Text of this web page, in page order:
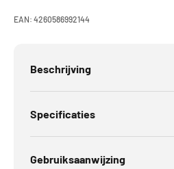
EAN: 4260586992144
Beschrijving
Specificaties
Gebruiksaanwijzing